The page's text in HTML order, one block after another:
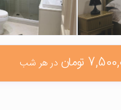
تومان در هر شب